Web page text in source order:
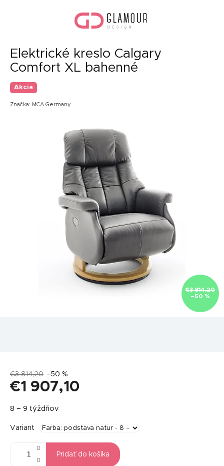
Elektrické kreslo Calgary
Comfort XL bahenné
Akcia
Značka: MCA Germany
€3 814,20
–50 %
€3 814,20 –50 %
€1 907,10
cena:
8 – 9 týždňov
Variant
Pridať do košíka